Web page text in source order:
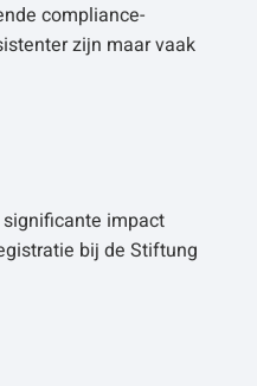
compliance­
zijn maar vaak
significante impact
bij de Stiftung